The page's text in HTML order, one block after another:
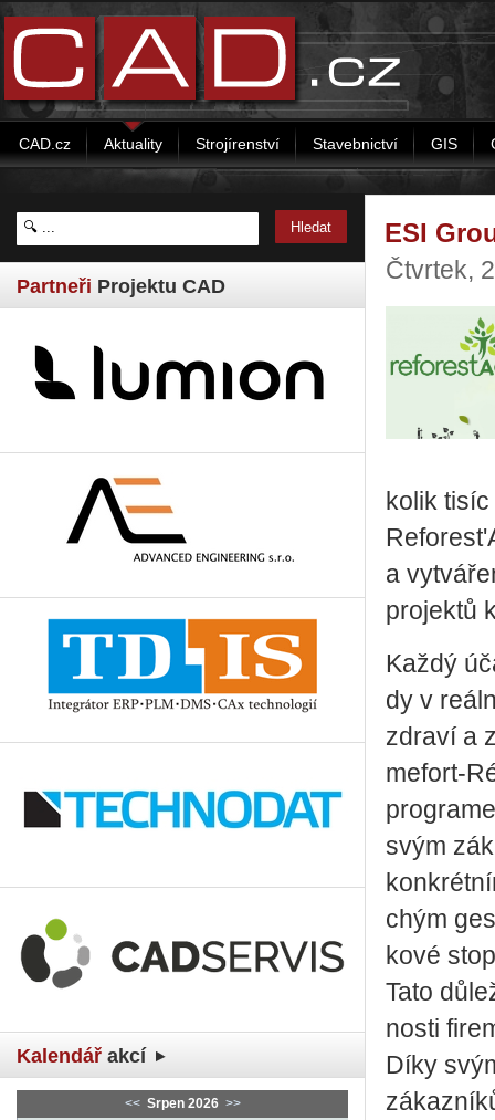
CAD.cz Aktuality Strojírenství Stavebnictví GIS
Partneři Projektu CAD
Kalendář akcí
<< Srpen 2026 >>
ESI
Čtvrtek,
ko­lik
a
pro­jek­tů
Každý
dy v
zdra­ví a
me­fort-
svým
chým
ko­vé
Tato
nos­ti
Díky